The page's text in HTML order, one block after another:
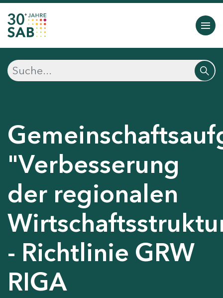
"Verbesserung
der regionalen
- Richtlinie GRW
RIGA